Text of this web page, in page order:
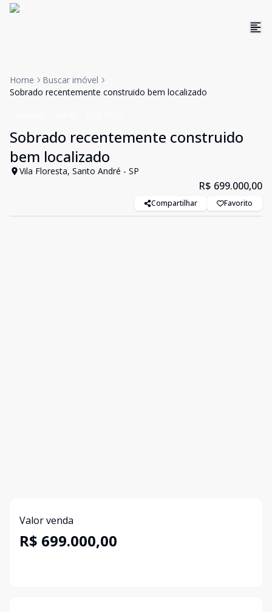
Home
Buscar imóvel
Sobrado recentemente construido bem localizado
Sobrado recentemente construido
bem localizado
Vila Floresta, Santo André - SP
R$ 699.000,00
Compartilhar Favorito
Valor venda
R$ 699.000,00